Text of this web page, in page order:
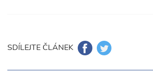
SDÍLEJTE ČLÁNEK